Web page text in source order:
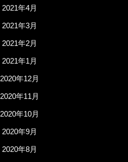
2021年4月
2021年3月
2021年2月
2021年1月
2020年12月
2020年11月
2020年10月
2020年9月
2020年8月